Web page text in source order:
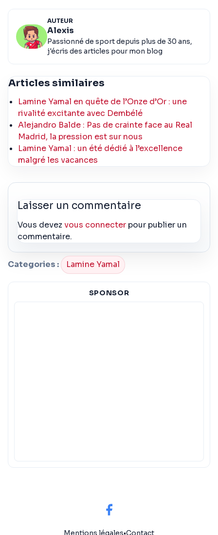
AUTEUR
Alexis
Passionné de sport depuis plus de 30 ans,
j'écris des articles pour mon blog
Articles similaires
Lamine Yamal en quête de l’Onze d’Or : une
rivalité excitante avec Dembélé
Alejandro Balde : Pas de crainte face au Real
Madrid, la pression est sur nous
Lamine Yamal : un été dédié à l’excellence
malgré les vacances
Laisser un commentaire
Vous devezvous connecter pour publier un
commentaire.
Categories : Lamine Yamal
SPONSOR
Mentions légales•Contact